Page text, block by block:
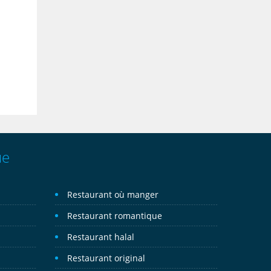
Restaurant où manger
Restaurant romantique
Restaurant halal
Restaurant original